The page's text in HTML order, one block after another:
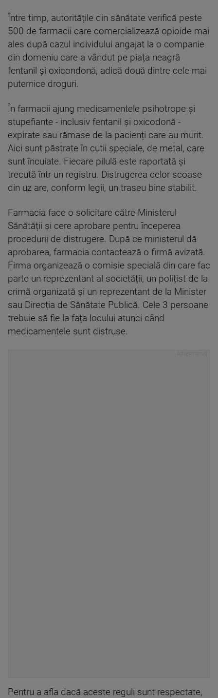
Între timp, autoritățile din sănătate verifică peste
500 de farmacii care comercializează opioide mai
ales după cazul individului angajat la o companie
din domeniu care a vândut pe piața neagră
fentanil și oxicondonă, adică două dintre cele mai
puternice droguri.
În farmacii ajung medicamentele psihotrope și
stupefiante - inclusiv fentanil și oxicodonă -
expirate sau rămase de la pacienți care au murit.
Aici sunt păstrate în cutii speciale, de metal, care
sunt încuiate. Fiecare pilulă este raportată și
trecută într-un registru. Distrugerea celor scoase
din uz are, conform legii, un traseu bine stabilit.
Farmacia face o solicitare către Ministerul
Sănătății și cere aprobare pentru începerea
procedurii de distrugere. După ce ministerul dă
aprobarea, farmacia contactează o firmă avizată.
Firma organizează o comisie specială din care fac
parte un reprezentant al societății, un polițist de la
crimă organizată și un reprezentant de la Minister
sau Direcția de Sănătate Publică. Cele 3 persoane
trebuie să fie la fața locului atunci când
medicamentele sunt distruse.
Pentru a afla dacă aceste reguli sunt respectate,